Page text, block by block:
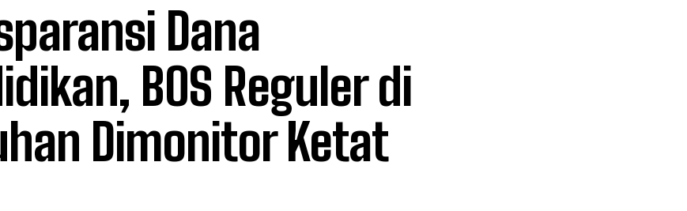
Dana
BOS Reguler di
Dimonitor Ketat